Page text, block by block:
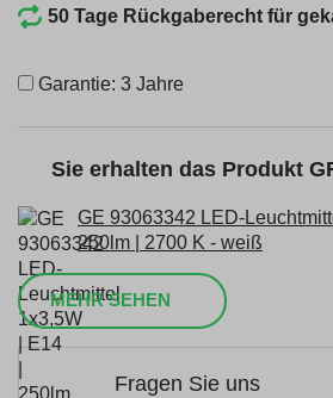
50 Tage Rückgaberecht für
Garantie: 3 Jahre
Sie erhalten das Produkt
GE 93063342 LED-
250lm | 2700 K - weiß
MEHR SEHEN
Fragen Sie uns